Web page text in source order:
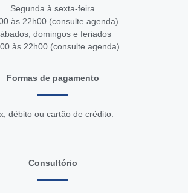
Segunda à sexta-feira
às 22h00 (consulte agenda).
domingos e feriados
às 22h00 (consulte agenda)
Formas de pagamento
débito ou cartão de crédito.
Consultório